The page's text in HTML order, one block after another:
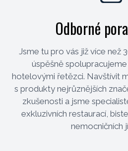
Odborné
Jsme tu pro vás již více než
úspěšně
hotelovými řetězci. Navštívit
s produkty nejrůznějších
zkušenosti a jsme
exkluzivních restaurací,
nemocničních